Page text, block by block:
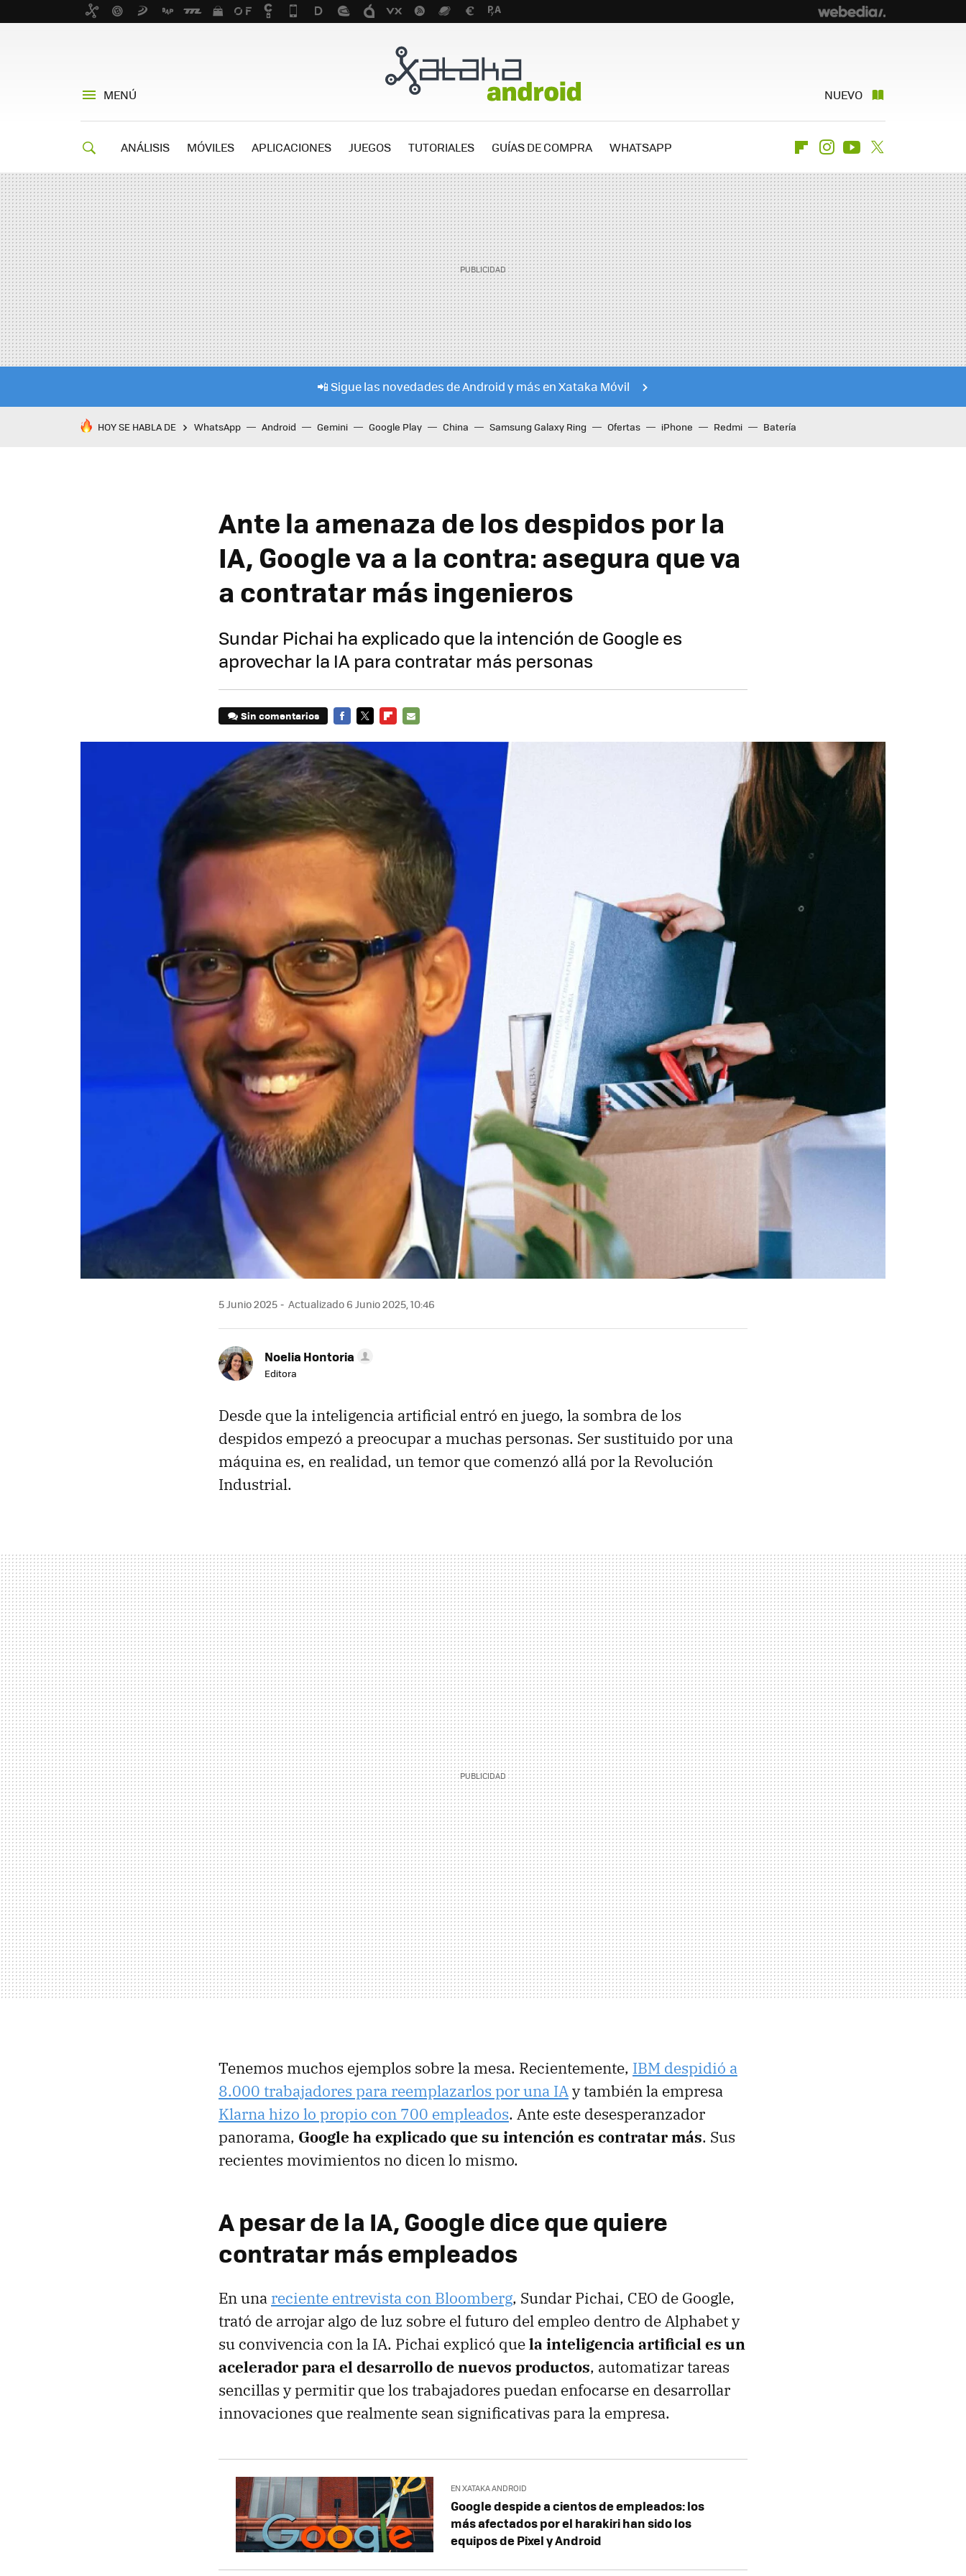
MENÚ NUEVO
ANÁLISIS MÓVILES APLICACIONES JUEGOS TUTORIALES GUÍAS DE COMPRA WHATSAPP FlipboardInstagramYoutube
📲 Sigue las novedades de Android y más en Xataka Móvil
HOY SE HABLA DE WhatsApp Android Gemini Google Play China Samsung Galaxy Ring Ofertas iPhone Redmi Batería
Ante la amenaza de los despidos por la
IA, Google va a la contra: asegura que va
a contratar más ingenieros
Sundar Pichai ha explicado que la intención de Google es
aprovechar la IA para contratar más personas
Sin comentarios
5 Junio 2025 Actualizado 6 Junio 2025, 10:46
Noelia Hontoria
Editora
Desde que la inteligencia artificial entró en juego, la sombra de los
despidos empezó a preocupar a muchas personas. Ser sustituido por una
máquina es, en realidad, un temor que comenzó allá por la Revolución
Industrial.
Tenemos muchos ejemplos sobre la mesa. Recientemente, IBM despidió a
8.000 trabajadores para reemplazarlos por una IAy también la empresa
Klarna hizo lo propio con 700 empleados. Ante este desesperanzador
panorama, Google ha explicado que su intención es contratar más. Sus
recientes movimientos no dicen lo mismo.
A pesar de la IA, Google dice que quiere
contratar más empleados
En una reciente entrevista con Bloomberg, Sundar Pichai, CEO de Google,
trató de arrojar algo de luz sobre el futuro del empleo dentro de Alphabet y
su convivencia con la IA. Pichai explicó quela inteligencia artificial es un
acelerador para el desarrollo de nuevos productos, automatizar tareas
sencillas y permitir que los trabajadores puedan enfocarse en desarrollar
innovaciones que realmente sean significativas para la empresa.
EN XATAKA ANDROID
Google despide a cientos de empleados: los
más afectados por el harakiri han sido los
equipos de Pixel y Android